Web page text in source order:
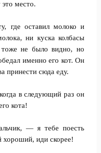
место.
где оставил молоко и
ни куска колбасы
не было видно, но
именно его кот. Он
принести сюда еду.
в следующий раз он
кота!
— я тебе поесть
хороший, иди скорее!